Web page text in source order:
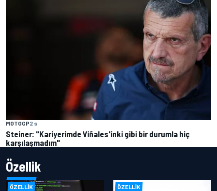
MOTOGP2 s
Steiner: "Kariyerimde Viñales'inki gibi bir durumla hiç
karşılaşmadım"
Özellik
ÖZELLIK ÖZELLIK